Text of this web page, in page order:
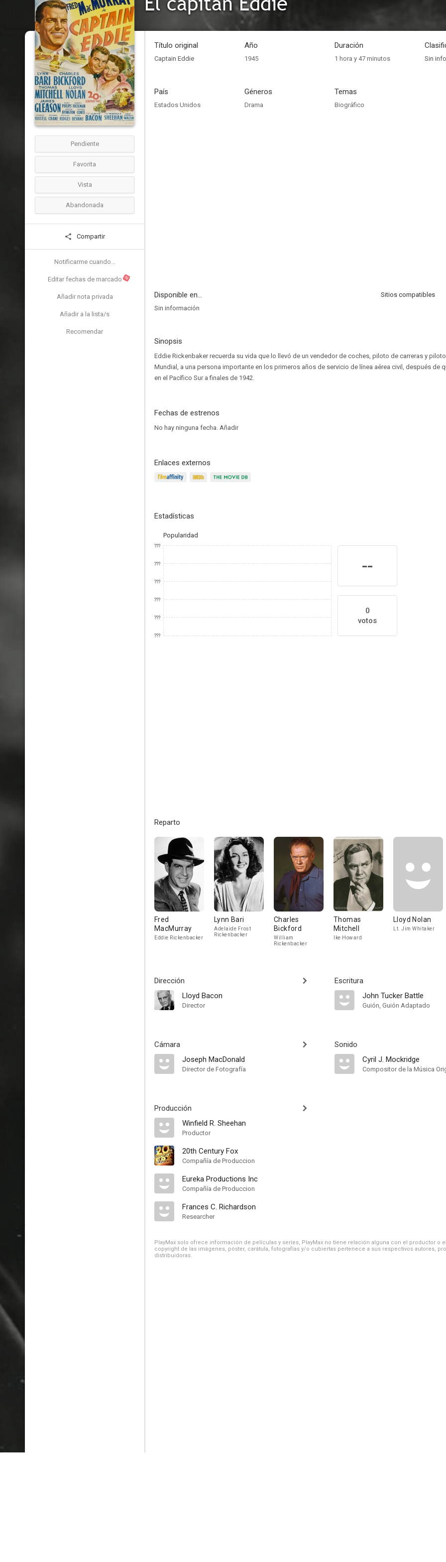
Pendiente
Favorita
Vista
Abandonada
Compartir
Notificarme cuando...
Editar fechas de marcado N
Añadir nota privada
Añadir a la lista/s
Recomendar
Título original
Captain Eddie
Año
1945
Duración
1 hora y 47 minutos Sin
País
Estados Unidos
Géneros
Drama
Temas
Biográfico
Disponible en...
Sitios compatibles
Sin información
Sinopsis
Eddie Rickenbaker recuerda su vida que lo llevó de un vendedor de coches, piloto de carreras y piloto
Mundial, a una persona importante en los primeros años de servicio de línea aérea civil, después de
en el Pacífico Sur a finales de 1942.
Fechas de estrenos
No hay ninguna fecha. Añadir
Enlaces externos
Estadísticas
Popularidad
???
???
???
???
???
???
--
0
votos
Reparto
Fred
MacMurray
Eddie Rickenbacker
Lynn Bari
Adelaide Frost
Rickenbacker
Charles
Bickford
William
Rickenbacker
Thomas
Mitchell
Ike Howard
Lloyd Nolan
Lt. Jim Whitaker
Dirección
Lloyd Bacon
Director
Cámara
Joseph MacDonald
Director de Fotografía
Producción
Winfield R. Sheehan
Productor
20th Century Fox
Compañía de Produccion
Eureka Productions Inc
Compañía de Produccion
Frances C. Richardson
Researcher
Escritura
John Tucker Battle
Guión, Guión Adaptado
Sonido
Cyril J. Mockridge
Compositor de la Música
PlayMax solo ofrece información de películas y series, PlayMax no tiene relación alguna con el productor o
copyright de las imágenes, póster, carátula, fotografías y/o cubiertas pertenece a sus respectivos autores,
distribuidoras.